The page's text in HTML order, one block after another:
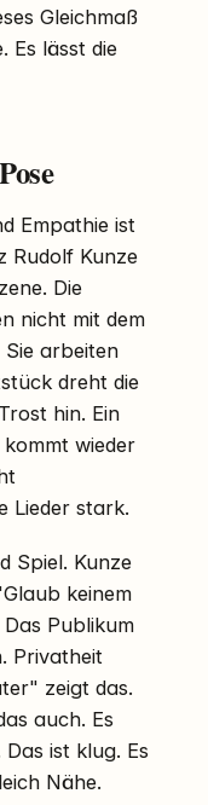
Gleichmaß
Es lässt die
Empathie ist
Rudolf Kunze
Die
nicht mit dem
Sie arbeiten
dreht die
hin. Ein
wieder
Lieder stark.
Spiel. Kunze
keinem
Publikum
Privatheit
zeigt das.
auch. Es
ist klug. Es
Nähe.